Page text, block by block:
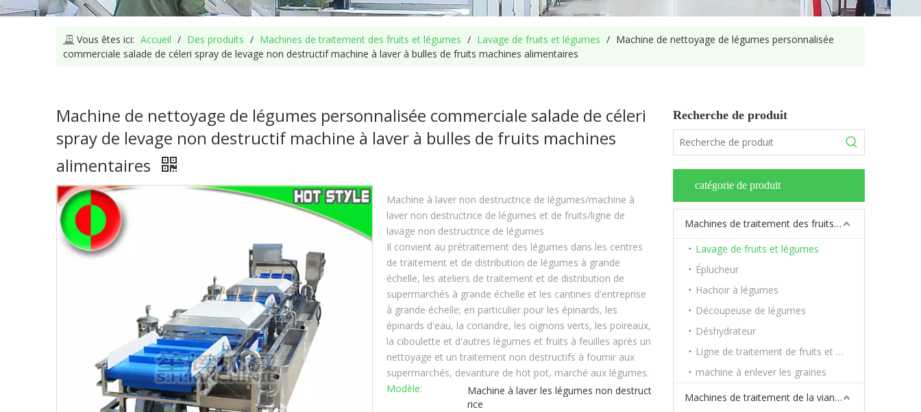
Vous êtes ici: Accueil / Des produits / Machines de traitement des fruits et légumes / Lavage de fruits et légumes / Machine de nettoyage de légumes personnalisée
commerciale salade de céleri spray de levage non destructif machine à laver à bulles de fruits machines alimentaires
Machine de nettoyage de légumes personnalisée commerciale salade de céleri
spray de levage non destructif machine à laver à bulles de fruits machines
alimentaires
Machine à laver non destructrice de légumes/machine à
laver non destructrice de légumes et de fruits/ligne de
lavage non destructrice de légumes
Il convient au prétraitement des légumes dans les centres
de traitement et de distribution de légumes à grande
échelle, les ateliers de traitement et de distribution de
supermarchés à grande échelle et les cantines d'entreprise
à grande échelle; en particulier pour les épinards, les
épinards d'eau, la coriandre, les oignons verts, les poireaux,
la ciboulette et d'autres légumes et fruits à feuilles après un
nettoyage et un traitement non destructifs à fournir aux
supermarchés, devanture de hot pot, marché aux légumes.
Modèle:
Machine à laver les légumes non destruct
rice
Recherche de produit
catégorie de produit
Machines de traitement des fruits et légumes
Lavage de fruits et légumes
Éplucheur
Hachoir à légumes
Découpeuse de légumes
Déshydrateur
Ligne de traitement de fruits et légumes
machine à enlever les graines
Machines de traitement de la viande